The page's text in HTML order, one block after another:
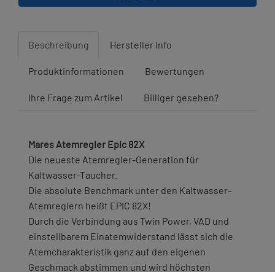
Beschreibung Hersteller Info
Produktinformationen Bewertungen
Ihre Frage zum Artikel Billiger gesehen?
Mares Atemregler Epic 82X
Die neueste Atemregler-Generation für
Kaltwasser-Taucher.
Die absolute Benchmark unter den Kaltwasser-
Atemreglern heißt EPIC 82X!
Durch die Verbindung aus Twin Power, VAD und
einstellbarem Einatemwiderstand lässt sich die
Atemcharakteristik ganz auf den eigenen
Geschmack abstimmen und wird höchsten